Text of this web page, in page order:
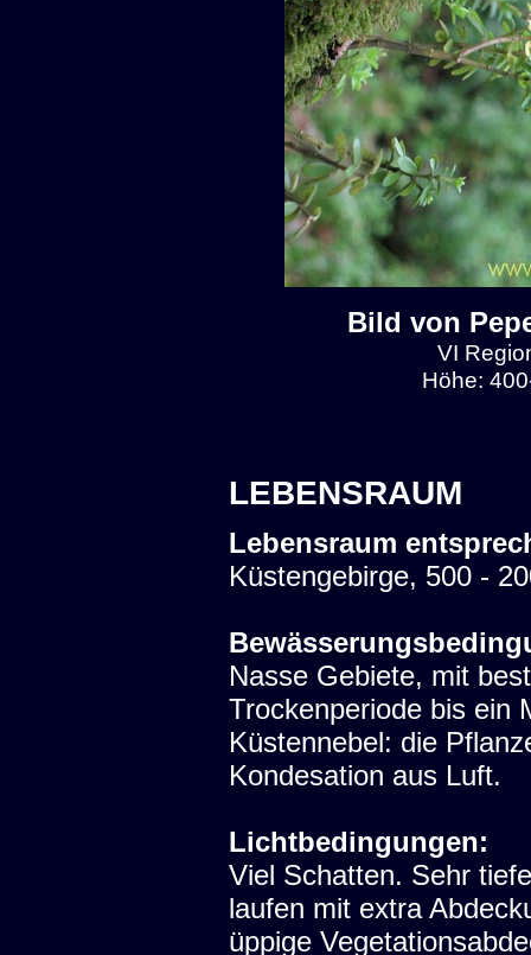
Bild von
VI
Höhe:
LEBENSRAUM
Lebensraum
Küstengebirge, 500 -
Nasse Gebiete, mit
Trockenperiode bis ein
Küstennebel: die
Kondesation aus Luft.
Lichtbedingungen:
Viel Schatten. Sehr
laufen mit extra
üppige